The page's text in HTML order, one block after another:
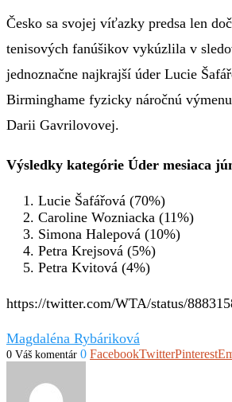
Česko sa svojej víťazky predsa len
tenisových fanúšikov vykúzlila v
jednoznačne najkrajší úder Lucie
Birminghame fyzicky náročnú
Darii Gavrilovovej.
Výsledky kategórie Úder mesiaca
Lucie Šafářová (70%)
Caroline Wozniacka (11%)
Simona Halepová (10%)
Petra Krejsová (5%)
Petra Kvitová (4%)
https://twitter.com/WTA/status/
Magdaléna Rybáriková
0 Váš komentár 0 FacebookTwitterPinterest